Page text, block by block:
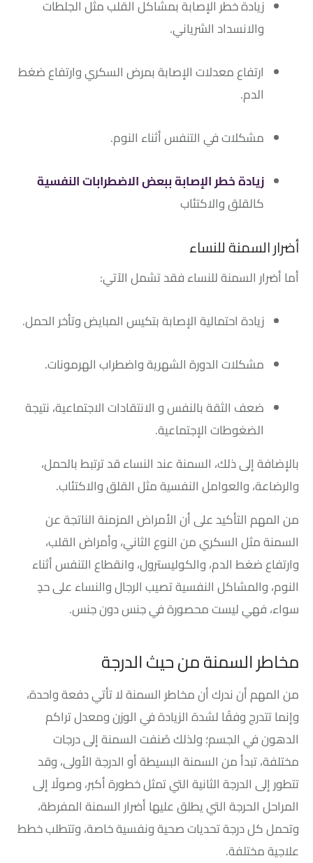
زيادة خطر الإصابة بمشاكل القلب مثل الجلطات
والانسداد الشرياني.
ارتفاع معدلات الإصابة بمرض السكري وارتفاع ضغط
الدم.
مشكلات في التنفس أثناء النوم.
زيادة خطر الإصابة ببعض الاضطرابات النفسية
كالقلق والاكتئاب
أضرار السمنة للنساء
أما أضرار السمنة للنساء فقد تشمل الآتي:
زيادة احتمالية الإصابة بتكيس المبايض وتأخر الحمل.
مشكلات الدورة الشهرية واضطراب الهرمونات.
ضعف الثقة بالنفس و الانتقادات الاجتماعية، نتيجة
الضغوطات الإجتماعية.
بالإضافة إلى ذلك، السمنة عند النساء قد ترتبط بالحمل،
والرضاعة، والعوامل النفسية مثل القلق والاكتئاب.
من المهم التأكيد على أن الأمراض المزمنة الناتجة عن
السمنة مثل السكري من النوع الثاني، وأمراض القلب،
وارتفاع ضغط الدم، والكوليسترول، وانقطاع التنفس أثناء
النوم، والمشاكل النفسية تصيب الرجال والنساء على حدٍ
سواء، فهي ليست محصورة في جنس دون جنس.
مخاطر السمنة من حيث الدرجة
من المهم أن ندرك أن مخاطر السمنة لا تأتي دفعة واحدة،
وإنما تتدرج وفقًا لشدة الزيادة في الوزن ومعدل تراكم
الدهون في الجسم؛ ولذلك صُنفت السمنة إلى درجات
مختلفة، تبدأ من السمنة البسيطة أو الدرجة الأولى، وقد
تتطور إلى الدرجة الثانية التي تمثل خطورة أكبر، وصولًا إلى
المراحل الحرجة التي يطلق عليها أضرار السمنة المفرطة،
وتحمل كل درجة تحديات صحية ونفسية خاصة، وتتطلب خطط
علاجية مختلفة.